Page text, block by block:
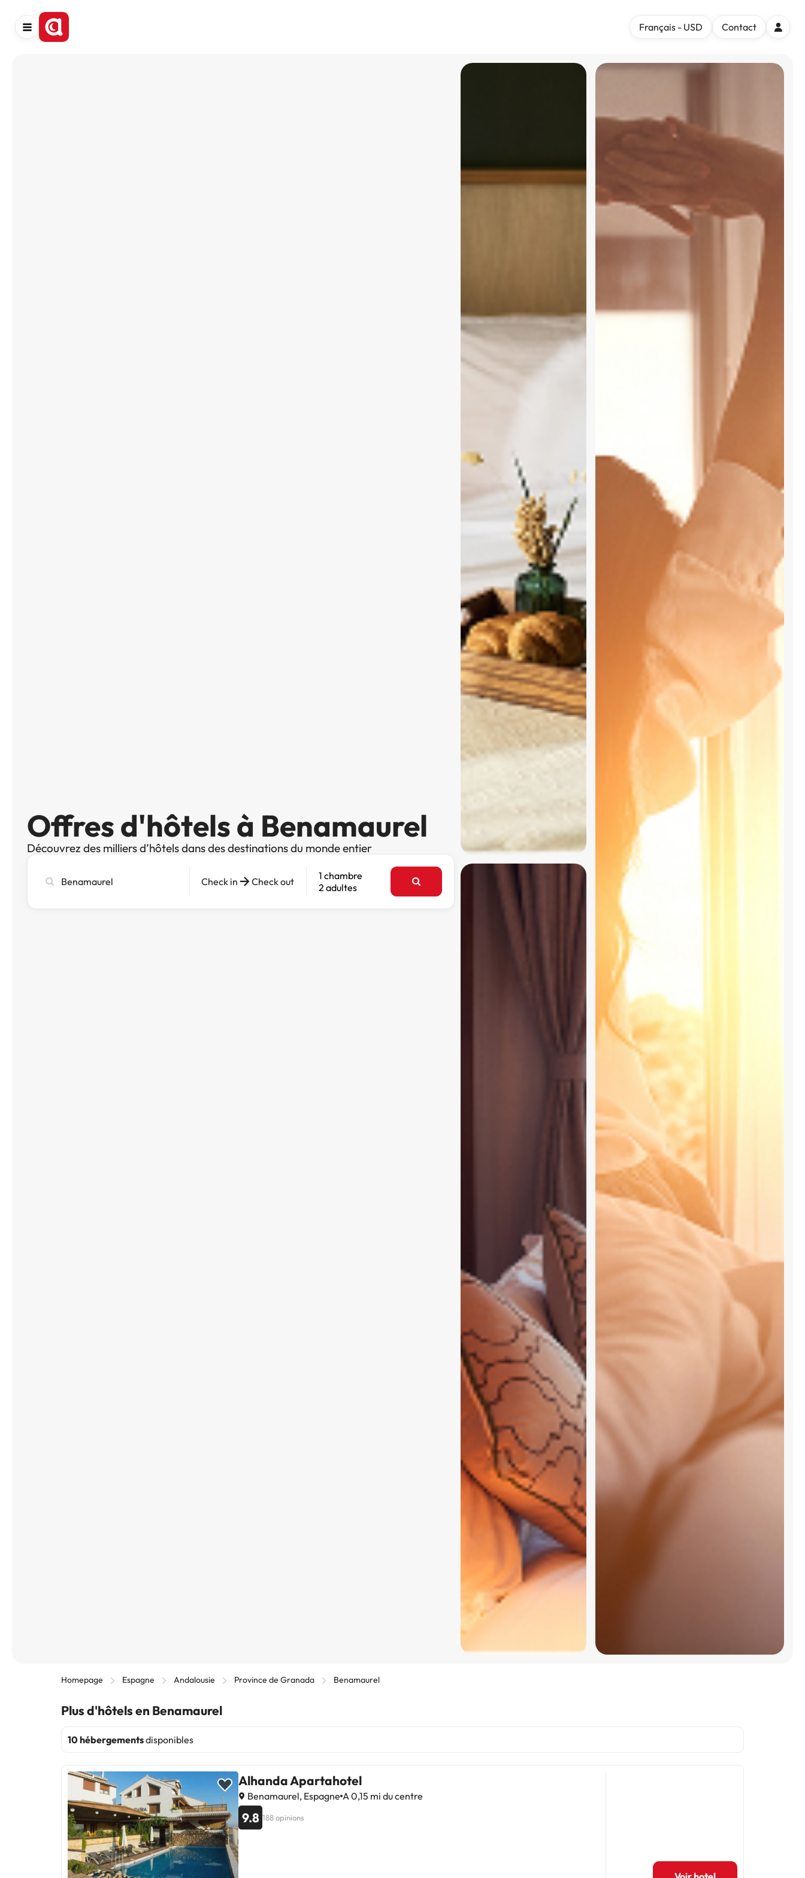
Français - USD Contact
Offres d'hôtels à Benamaurel
Découvrez des milliers d’hôtels dans des destinations du monde entier
une
Check in Check out
1 chambre
2 adultes
Homepage Espagne Andalousie Province de Granada Benamaurel
Plus d'hôtels en Benamaurel
10 hébergementsdisponibles
Alhanda Apartahotel
Benamaurel, Espagne A 0,15 mi du centre
9.8 188 opinions